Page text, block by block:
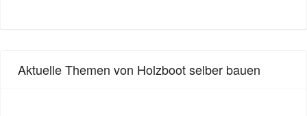
Aktuelle Themen von Holzboot selber bauen